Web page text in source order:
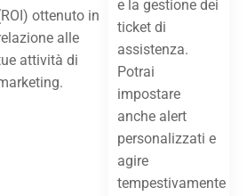
ottenuto in
alle
attività di
e la gestione dei
ticket di
assistenza.
Potrai
impostare
anche alert
personalizzati e
agire
tempestivamente